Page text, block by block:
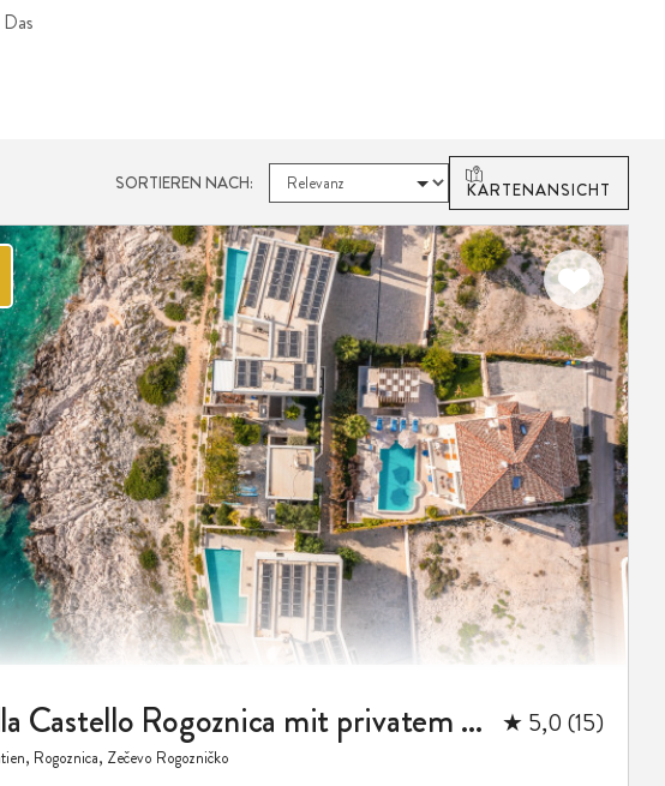
SORTIEREN NACH: KARTENANSICHT
Luxusvilla Castello Rogoznica mit privatem beheiztem Pool, Sauna und Fitnessraum ★ 5,0 (15)
Rogoznica, Zečevo Rogozničko